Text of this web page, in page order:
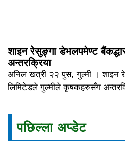
शाइन रेसुङ्गा डेभलपमेण्ट
अन्तरक्रिया
अनिल खत्री २२ पुस, गुल्मी । शाइन
लिमिटेडले गुल्मीले कृषकहरुसँग
पछिल्ला अप्डेट